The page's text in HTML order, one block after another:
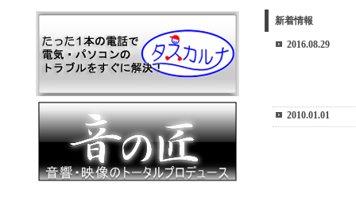
新着情報
2016.08.29
2010.01.01